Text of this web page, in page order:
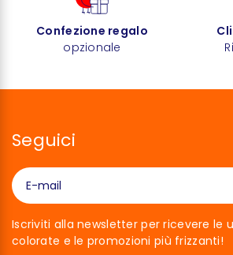
Confezione regalo
opzionale
Seguici
Iscriviti alla newsletter per ricevere le
colorate e le promozioni più frizzanti!